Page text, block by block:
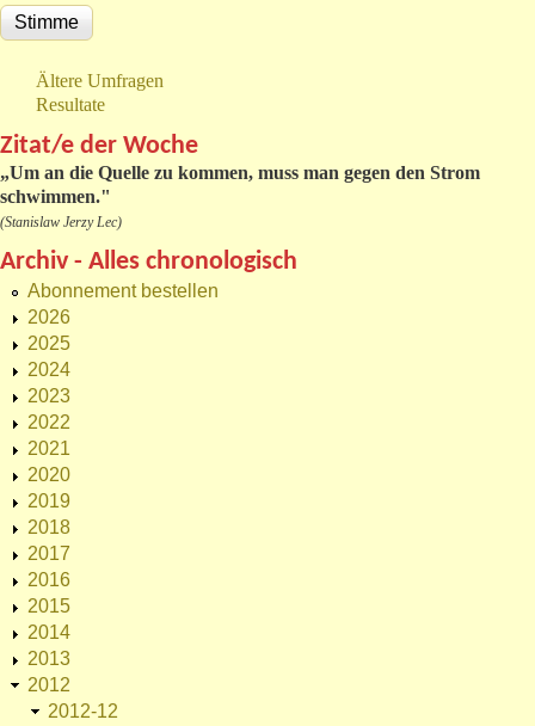
Ältere Umfragen
Resultate
Zitat/e der Woche
„Um an die Quelle zu kommen, muss man gegen den Strom
schwimmen."
(Stanislaw Jerzy Lec)
Archiv - Alles chronologisch
Abonnement bestellen
2026
2025
2024
2023
2022
2021
2020
2019
2018
2017
2016
2015
2014
2013
2012
2012-12